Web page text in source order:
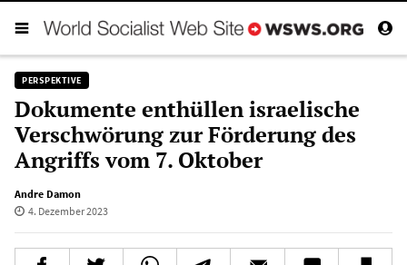
PERSPEKTIVE
Dokumente enthüllen israelische
Verschwörung zur Förderung des
Angriffs vom 7. Oktober
Andre Damon
4. Dezember 2023